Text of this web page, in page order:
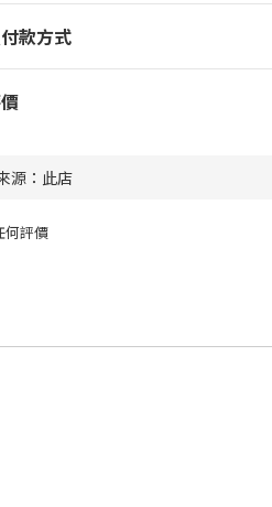
款方式
何評價